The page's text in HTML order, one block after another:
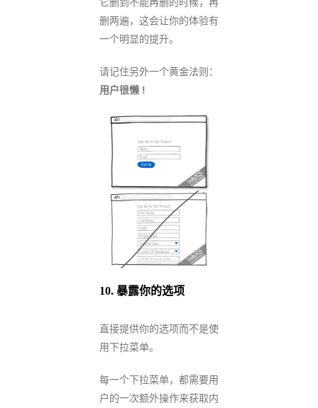
它删到不能再删的时候，再
删两遍，这会让你的体验有
一个明显的提升。
请记住另外一个黄金法则：
用户很懒 !
10. 暴露你的选项
直接提供你的选项而不是使
用下拉菜单。
每一个下拉菜单，都需要用
户的一次额外操作来获取内